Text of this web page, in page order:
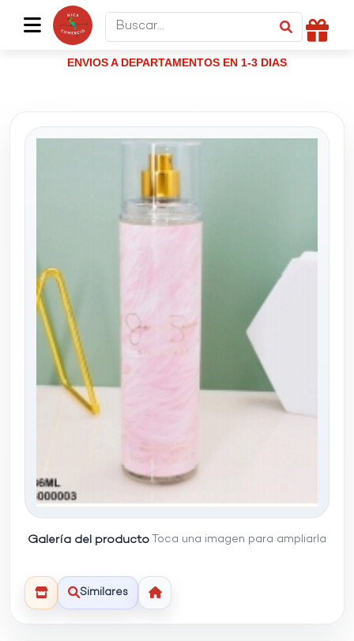
ENVIOS A DEPARTAMENTOS EN 1-3 DIAS
Galería del producto Toca una imagen para ampliarla
Similares